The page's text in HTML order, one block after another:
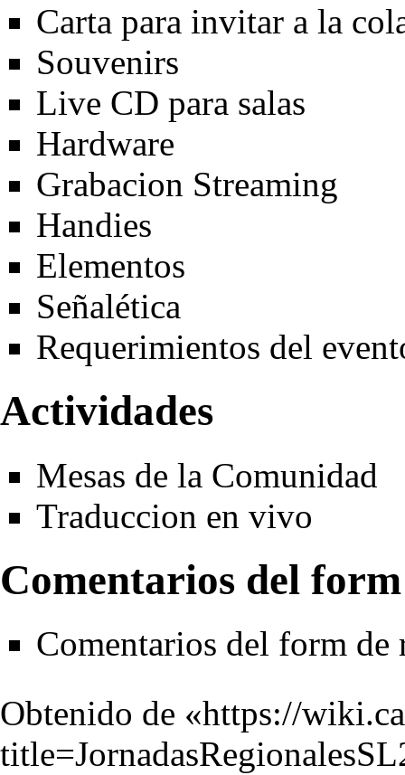
Carta para invitar a la
Souvenirs
Live CD para salas
Hardware
Grabacion Streaming
Handies
Elementos
Señalética
Requerimientos del
Actividades
Mesas de la Comunidad
Traduccion en vivo
Comentarios del
Comentarios del form de
Obtenido de «https://